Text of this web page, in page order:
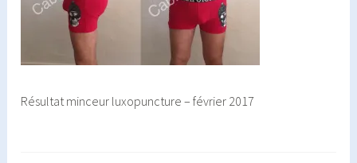
Résultat minceur luxopuncture – février 2017